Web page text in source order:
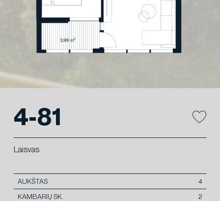
4-81
Laisvas
AUKŠTAS
4
KAMBARIŲ SK.
2